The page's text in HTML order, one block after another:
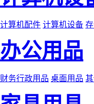
计算机配件 计算机设备
办公用品
财务行政用品 桌面用品